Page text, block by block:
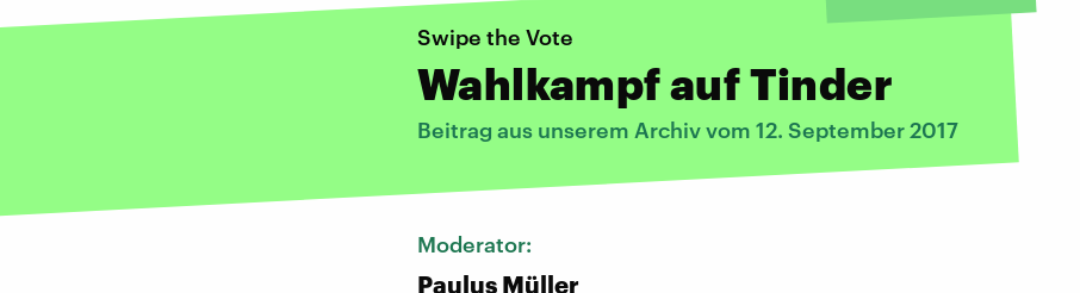
Swipe the Vote
Wahlkampf auf Tinder
Beitrag aus unserem Archiv vom 12. September 2017
Moderator:
Paulus Müller